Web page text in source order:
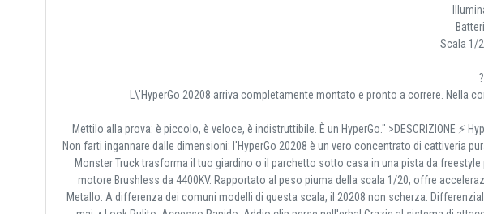
Scala 1/
L\'HyperGo 20208 arriva completamente montato e pronto a correre. Nella
Mettilo alla prova: è piccolo, è veloce, è indistruttibile. È un HyperGo." >DESCRIZIONE
Non farti ingannare dalle dimensioni: l'HyperGo 20208 è un vero concentrato di cattiveria
Monster Truck trasforma il tuo giardino o il parchetto sotto casa in una pista da freestyle
motore Brushless da 4400KV. Rapportato al peso piuma della scala 1/20, offre
Metallo: A differenza dei comuni modelli di questa scala, il 20208 non scherza.